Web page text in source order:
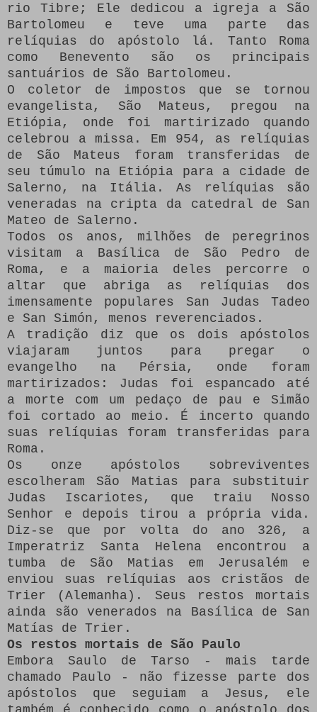
rio Tibre;
Ele dedicou a igreja a São
Bartolomeu e teve uma parte das
relíquias do apóstolo lá.
Tanto Roma
como Benevento são os principais
santuários de São Bartolomeu.
O coletor de impostos que se tornou
evangelista, São Mateus, pregou na
Etiópia, onde foi martirizado quando
celebrou a missa.
Em 954, as relíquias
de São Mateus foram transferidas de
seu túmulo na Etiópia para a cidade de
Salerno, na Itália.
As relíquias são
veneradas na cripta da catedral de San
Mateo de Salerno.
Todos os anos, milhões de peregrinos
visitam a Basílica de São Pedro de
Roma, e a maioria deles percorre o
altar que abriga as relíquias dos
imensamente populares San Judas Tadeo
e San Simón, menos reverenciados.
A tradição diz que os dois apóstolos
viajaram juntos para pregar o
evangelho na Pérsia, onde foram
martirizados: Judas foi espancado até
a morte com um pedaço de pau e Simão
foi cortado ao meio.
É incerto quando
suas relíquias foram transferidas para
Roma.
Os onze apóstolos sobreviventes
escolheram São Matias para substituir
Judas Iscariotes, que traiu Nosso
Senhor e depois tirou a própria vida.
Diz-se que por volta do ano 326, a
Imperatriz Santa Helena encontrou a
tumba de São Matias em Jerusalém e
enviou suas relíquias aos cristãos de
Trier (Alemanha).
Seus restos mortais
ainda são venerados na Basílica de San
Matías de Trier.
Os restos mortais de São Paulo
Embora Saulo de Tarso - mais tarde
chamado Paulo - não fizesse parte dos
apóstolos que seguiam a Jesus, ele